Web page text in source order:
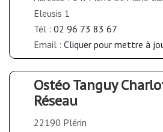
Eleusis 1
Tél : 02 96 73 83 67
Email : Cliquer pour mettre à
Ostéo Tanguy
Réseau
22190 Plérin